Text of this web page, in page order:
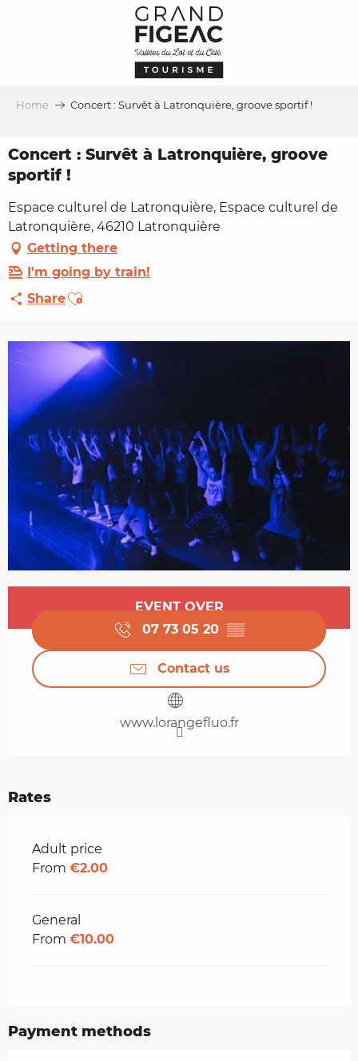
Home Concert : Survêt à Latronquière, groove sportif !
Concert : Survêt à Latronquière, groove
sportif !
Espace culturel de Latronquière, Espace culturel de
Latronquière, 46210 Latronquière
Getting there
I'm going by train!
ShareAjouter aux favoris
Opening hours & contact details
EVENT OVER
07 73 05 20 ▒▒
Contact us
www.lorangefluo.fr
Rates
Rates 2026
Adult price
From €2.00
General
From €10.00
Payment methods